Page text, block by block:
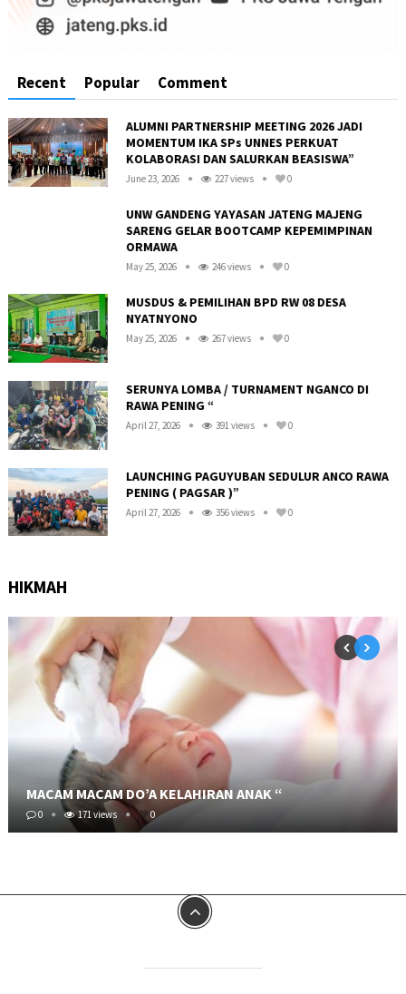
Recent Popular Comment
ALUMNI PARTNERSHIP MEETING 2026 JADI
MOMENTUM IKA SPs UNNES PERKUAT
KOLABORASI DAN SALURKAN BEASISWA”
June 23, 2026 227 views 0
UNW GANDENG YAYASAN JATENG MAJENG
SARENG GELAR BOOTCAMP KEPEMIMPINAN
ORMAWA
May 25, 2026 246 views 0
MUSDUS & PEMILIHAN BPD RW 08 DESA
NYATNYONO
May 25, 2026 267 views 0
SERUNYA LOMBA / TURNAMENT NGANCO DI
RAWA PENING “
April 27, 2026 391 views 0
LAUNCHING PAGUYUBAN SEDULUR ANCO RAWA
PENING ( PAGSAR )”
April 27, 2026 356 views 0
HIKMAH
MACAM MACAM DO’A KELAHIRAN ANAK “
0 171 views 0